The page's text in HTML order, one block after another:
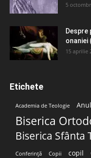
5
Despre
onaniei
15 aprilie
Etichete
Academia de Teologie
Biserica
Biserica Sfânta
Conferință Copii copil